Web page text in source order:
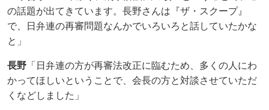
の話題が出てきています。長野さんは『ザ・スクープ』
で、日弁連の再審問題なんかでいろいろと話していたかな
と」
長野 「日弁連の方が再審法改正に臨むため、多くの人にわ
かってほしいということで、会長の方と対談させていただ
くなどしました」